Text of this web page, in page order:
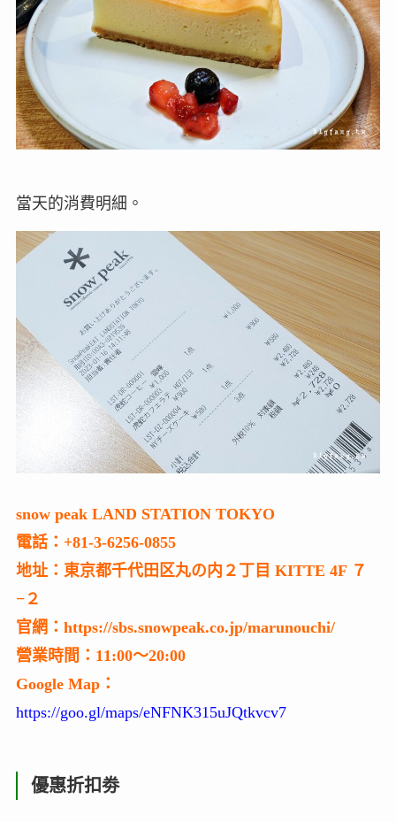
當天的消費明細。
snow peak LAND STATION TOKYO
電話：+81-3-6256-0855
地址：東京都千代田区丸の内２丁目 KITTE 4F ７
−２
官網：https://sbs.snowpeak.co.jp/marunouchi/
營業時間：11:00～20:00
Google Map：
https://goo.gl/maps/eNFNK315uJQtkvcv7
優惠折扣劵